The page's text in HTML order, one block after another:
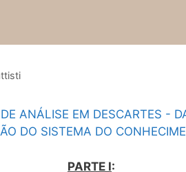
ANÁLISE EM DESCARTES -
DO SISTEMA DO
PARTE I: